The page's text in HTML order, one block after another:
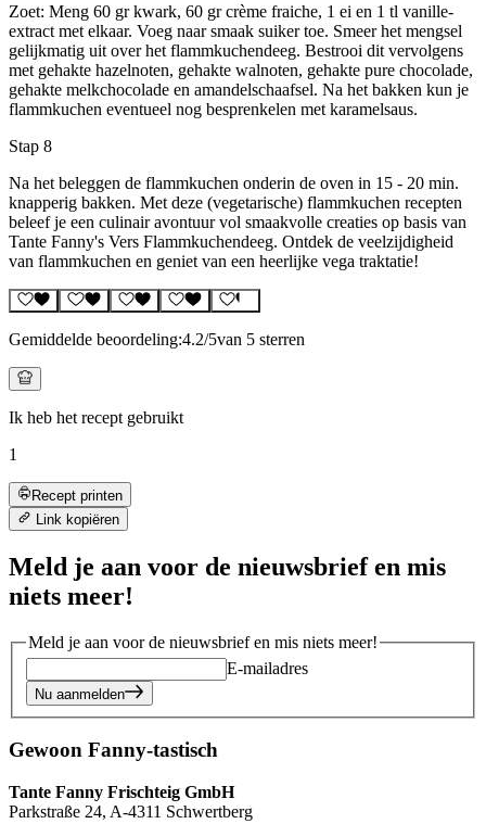
Zoet: Meng 60 gr kwark, 60 gr crème fraiche, 1 ei en 1 tl vanille-
extract met elkaar. Voeg naar smaak suiker toe. Smeer het mengsel
gelijkmatig uit over het flammkuchendeeg. Bestrooi dit vervolgens
met gehakte hazelnoten, gehakte walnoten, gehakte pure chocolade,
gehakte melkchocolade en amandelschaafsel. Na het bakken kun je
flammkuchen eventueel nog besprenkelen met karamelsaus.
Stap 8
Na het beleggen de flammkuchen onderin de oven in 15 - 20 min.
knapperig bakken. Met deze (vegetarische) flammkuchen recepten
beleef je een culinair avontuur vol smaakvolle creaties op basis van
Tante Fanny's Vers Flammkuchendeeg. Ontdek de veelzijdigheid
van flammkuchen en geniet van een heerlijke vega traktatie!
Gemiddelde beoordeling:4.2/5van 5 sterren
Ik heb het recept gebruikt
1
Recept printen
Link kopiëren
Meld je aan voor de nieuwsbrief en mis
niets meer!
Meld je aan voor de nieuwsbrief en mis niets meer!
E-mailadres
Nu aanmelden
Gewoon Fanny-tastisch
Tante Fanny Frischteig GmbH
Parkstraße 24, A-4311 Schwertberg